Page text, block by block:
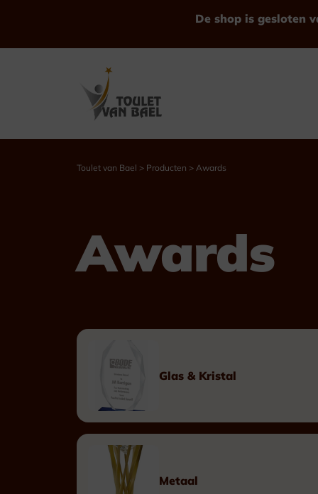
De shop is gesloten
Bekijk alle Producten
Trofeeën
Golf & Tennis
Paardensport
Duivensport
Kaders & Schalen
Toulet van Bael > Producten > Awards
Awards
Glas & Kristal
Metaal